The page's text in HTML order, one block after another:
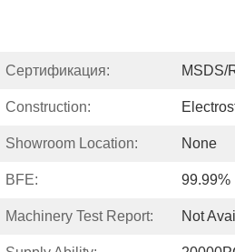
Сертификация: MSDS/
Construction:
Showroom Location: None
BFE: 99.99%
Machinery Test Report: Not